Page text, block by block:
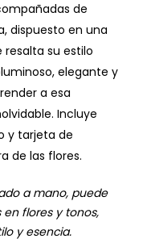
de
dispuesto en una
su estilo
elegante y
sorprender a esa
Incluye
y tarjeta de
de las flores.
a mano, puede
flores y tonos,
y esencia.